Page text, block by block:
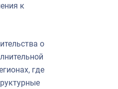
к
о
где